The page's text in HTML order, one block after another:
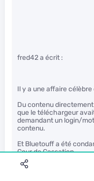
fred42 a écrit :
Il y a une affaire
Du contenu
que le téléchargeur
demandant un login/
contenu.
Et Bluetouff a été
Cour de Cassation.
Je trouve dangereux